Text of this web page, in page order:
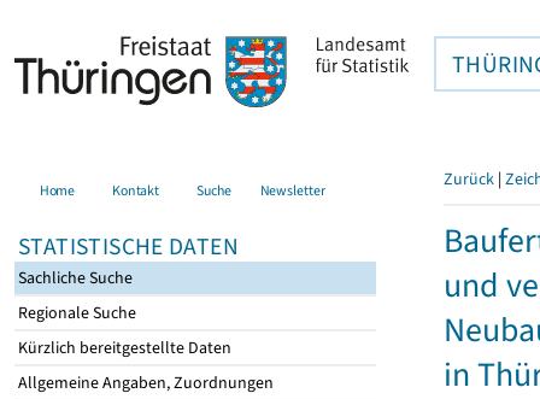
Home Kontakt Suche Newsletter
STATISTISCHE DATEN
Sachliche Suche
Regionale Suche
Kürzlich bereitgestellte Daten
Allgemeine Angaben, Zuordnungen
Zurück |
und
in